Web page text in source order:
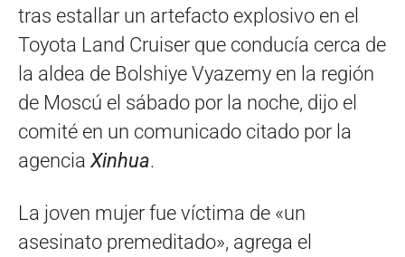
tras estallar un artefacto explosivo en el
Toyota Land Cruiser que conducía cerca de
la aldea de Bolshiye Vyazemy en la región
de Moscú el sábado por la noche, dijo el
comité en un comunicado citado por la
agencia Xinhua.
La joven mujer fue víctima de «un
asesinato premeditado», agrega el